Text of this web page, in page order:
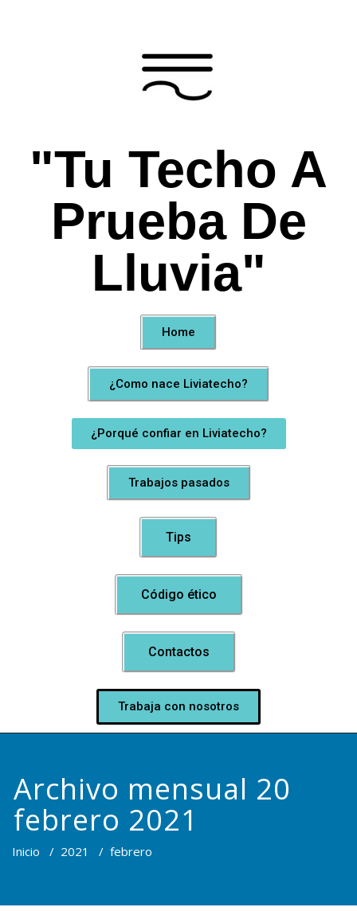
"Tu Techo A
Prueba De
Lluvia"
Home
¿Como nace Liviatecho?
¿Porqué confiar en Liviatecho?
Trabajos pasados
Tips
Código ético
Contactos
Trabaja con nosotros
Archivo mensual 20
febrero 2021
Inicio / 2021 / febrero